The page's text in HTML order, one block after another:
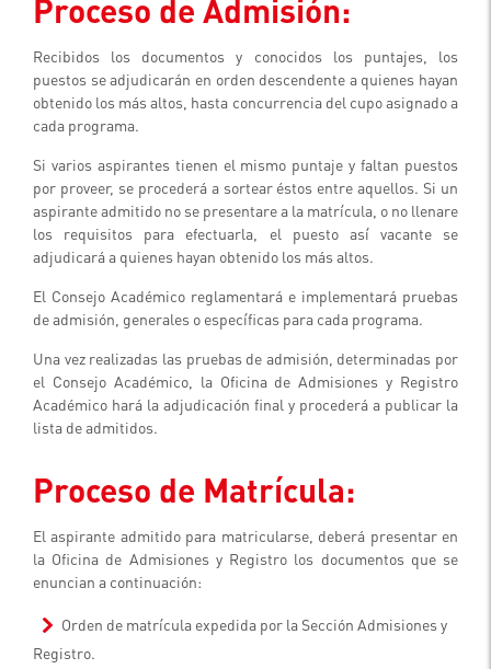
Proceso de Admisión:
Recibidos los documentos y conocidos los puntajes, los
puestos se adjudicarán en orden descendente a quienes hayan
obtenido los más altos, hasta concurrencia del cupo asignado a
cada programa.
Si varios aspirantes tienen el mismo puntaje y faltan puestos
por proveer, se procederá a sortear éstos entre aquellos. Si un
aspirante admitido no se presentare a la matrícula, o no llenare
los requisitos para efectuarla, el puesto así vacante se
adjudicará a quienes hayan obtenido los más altos.
El Consejo Académico reglamentará e implementará pruebas
de admisión, generales o específicas para cada programa.
Una vez realizadas las pruebas de admisión, determinadas por
el Consejo Académico, la Oficina de Admisiones y Registro
Académico hará la adjudicación final y procederá a publicar la
lista de admitidos.
Proceso de Matrícula:
El aspirante admitido para matricularse, deberá presentar en
la Oficina de Admisiones y Registro los documentos que se
enuncian a continuación:
Orden de matrícula expedida por la Sección Admisiones y
Registro.